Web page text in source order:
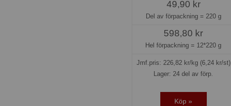
49,90 kr
Del av förpackning = 220 g
598,80 kr
Hel förpackning = 12*220 g
Jmf.pris: 226,82kr/kg (6,24 kr/st)
Lager: 24 del av förp.
Köp »